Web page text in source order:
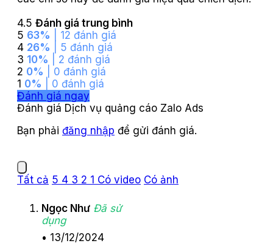
4.5 Đánh giá trung bình
5 63% | 12 đánh giá
4 26% | 5 đánh giá
3 10% | 2 đánh giá
2 0% | 0 đánh giá
1 0% | 0 đánh giá
Đánh giá ngay
Đánh giá Dịch vụ quảng cáo Zalo Ads
Bạn phải đăng nhập để gửi đánh giá.
Tất cả 5 4 3 2 1 Có video Có ảnh
Ngọc Như Đã sử
dụng
• 13/12/2024